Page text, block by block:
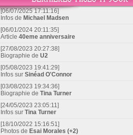
[06/07/2025 17:11:16]
Infos de Michael Madsen
[06/01/2024 20:11:35]
Article 40eme anniversaire
[27/08/2023 20:27:38]
Biographie de U2
[05/08/2023 19:41:29]
Infos sur Sinéad O'Connor
[03/08/2023 19:34:36]
Biographie de Tina Turner
[24/05/2023 23:05:11]
Infos sur Tina Turner
[18/10/2022 15:16:51]
Photos de Esai Morales (+2)